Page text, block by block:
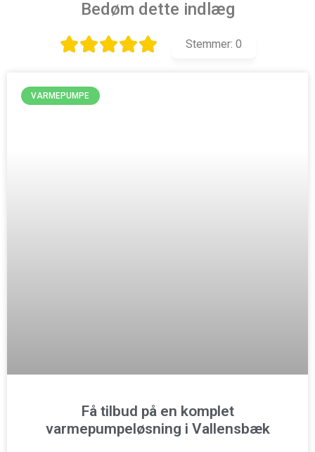
Bedøm dette indlæg
Stemmer: 0
VARMEPUMPE
Få tilbud på en komplet
varmepumpeløsning i Vallensbæk